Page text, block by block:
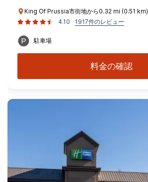
King Of Prussia市街地から0.32 mi (0.51 km)
4.10
1917件のレビュー
駐車場
料金の確認